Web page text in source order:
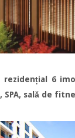
rezidențial 6
SPA, sală de